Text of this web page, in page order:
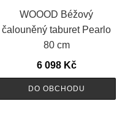
WOOOD Béžový
čalouněný taburet Pearlo
80 cm
6 098 Kč
DO OBCHODU